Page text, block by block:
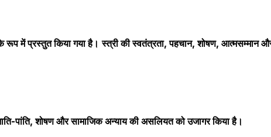
रूप में प्रस्तुत किया गया है। स्त्री की स्वतंत्रता,पहचान,शोषण, आत्मसम्मान
पांति, शोषण और सामाजिक अन्याय की असलियत को उजागर किया है।